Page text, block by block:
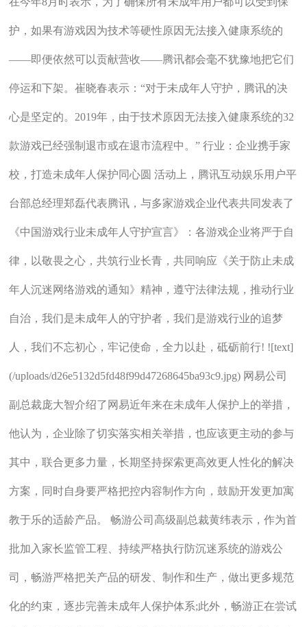
护，如果有游戏因为技术等硬性原因无法接入健康系统的
——即便依然可以贡献营收——腾讯都会毫不犹豫地把它们
停运和下架。崔晓春表示：“对于未成年人守护，腾讯的决
心是坚定的。2019年，由于技术原因无法接入健康系统的32
款游戏已经强制退市或在退市流程中。” 行业：企业携手家
校，打造未成年人保护同心圆 活动上，腾讯互动娱乐用户平
台部总经理郑磊代表腾讯，与多家游戏企业代表共同发表了
《中国游戏行业未成年人守护宣言》：各游戏企业将严于自
律，以敬畏之心，共筑行业长青，共同响应《关于防止未成
年人沉迷网络游戏的通知》精神，遵守法律法规，推动行业
自治，我们是未成年人的守护者，我们是游戏行业的追梦
人，我们不忘初心，牢记使命，全力以赴，砥砺前行! ![text]
(/uploads/d26e5132d5fd48f99d47268645ba93c9.jpg) 网易公司
副总裁庞大智介绍了网易近年来在未成年人保护上的举措，
他认为，企业除了切实落实相关举措，也应该更主动的参与
其中，联合更多力量，长期坚持探索更高效更人性化的解决
方案，同时自身要严格把控内容制作方向，鼓励开发更加寓
教于乐的适龄产品。 畅游公司高级副总裁黄纬表示，作为首
批加入家长监管工程、持续严格执行防沉迷系统的游戏公
司，畅游严格把关产品的研发、制作和生产，做出更多规范
化的约束，逐步完善未成年人保护体系;此外，畅游正在尝试